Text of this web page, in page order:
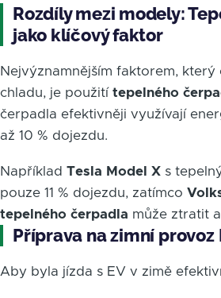
Rozdíly mezi modely:
jako klíčový faktor
Nejvýznamnějším faktorem,
chladu, je použití tepelného
čerpadla efektivněji využívají
až 10 % dojezdu.
Například Tesla Model X s
pouze 11 % dojezdu, zatímco
tepelného čerpadla může ztratit
Příprava na zimní provoz
Aby byla jízda s EV v zimě